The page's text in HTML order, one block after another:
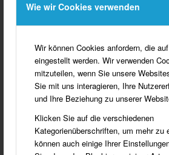
Wie wir Cookies verwenden
Wir können Cookies anfordern, die
eingestellt werden. Wir verwenden
mitzuteilen, wenn Sie unsere
Sie mit uns interagieren, Ihre
und Ihre Beziehung zu unserer
Klicken Sie auf die verschiedenen
Kategorienüberschriften, um mehr zu
können auch einige Ihrer
EICHEN BEWACHEN DEN
COHAUSZ WÄLDCHEN.
Informationen zum Baum
Daten